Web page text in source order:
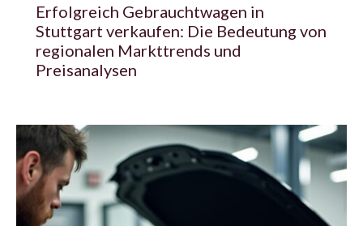
Erfolgreich Gebrauchtwagen in
Stuttgart verkaufen: Die Bedeutung von
regionalen Markttrends und
Preisanalysen